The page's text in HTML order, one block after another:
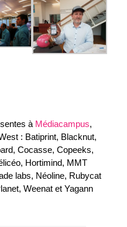
à Médiacampus,
: Batiprint, Blacknut,
Cocasse, Copeeks,
Hortimind, MMT
labs, Néoline, Rubycat
Weenat et Yagann